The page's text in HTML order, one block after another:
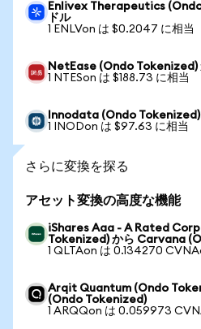
Enlivex Therapeutics
ドル
1 ENLVon は $0.2047 に相当
NetEase (Ondo Tokenized)
1 NTESon は $188.73 に相当
Innodata (Ondo Tokenized)
1 INODon は $97.63 に相当
さらに変換を探る
アセット変換の高度な機能
iShares Aaa - A Rated
Tokenized) から Carvana
1 QLTAon は 0.134270
Arqit Quantum (Ondo
(Ondo Tokenized)
1 ARQQon は 0.059973